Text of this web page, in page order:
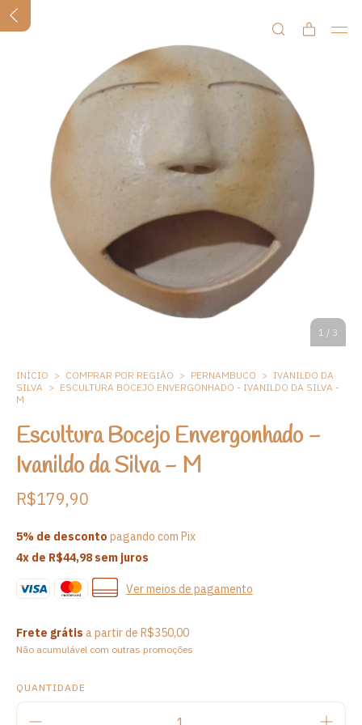
1 / 3
INÍCIO > COMPRAR POR REGIÃO > PERNAMBUCO > IVANILDO DA
SILVA > ESCULTURA BOCEJO ENVERGONHADO - IVANILDO DA SILVA -
M
Escultura Bocejo Envergonhado -
Ivanildo da Silva - M
R$179,90
5% de desconto pagando com Pix
4x de R$44,98sem juros
Ver meios de pagamento
Frete grátis a partir de R$350,00
Não acumulável com outras promoções
QUANTIDADE